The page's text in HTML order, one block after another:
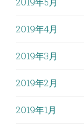
2019年4月
2019年3月
2019年2月
2019年1月